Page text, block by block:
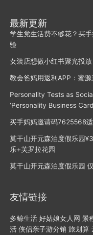
最新更新
学生党生活费不够花？买
验
女装店想做小红书聚光投
教会爸妈用返利APP：蜜
Personality Tests as
‘Personality Business
买手妈妈邀请码7625568
莫干山开元森泊度假乐园
乐+芙罗拉花园
莫干山开元森泊度假乐园
友情链接
多鲸生活 好姑娘女人网 景
活 侠侣亲子游分销 旅划算